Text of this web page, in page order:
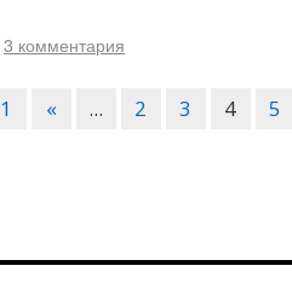
3 комментария
1 « ... 2 3 4 5